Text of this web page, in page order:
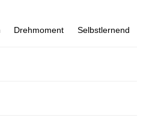
Drehmoment Selbstlernend